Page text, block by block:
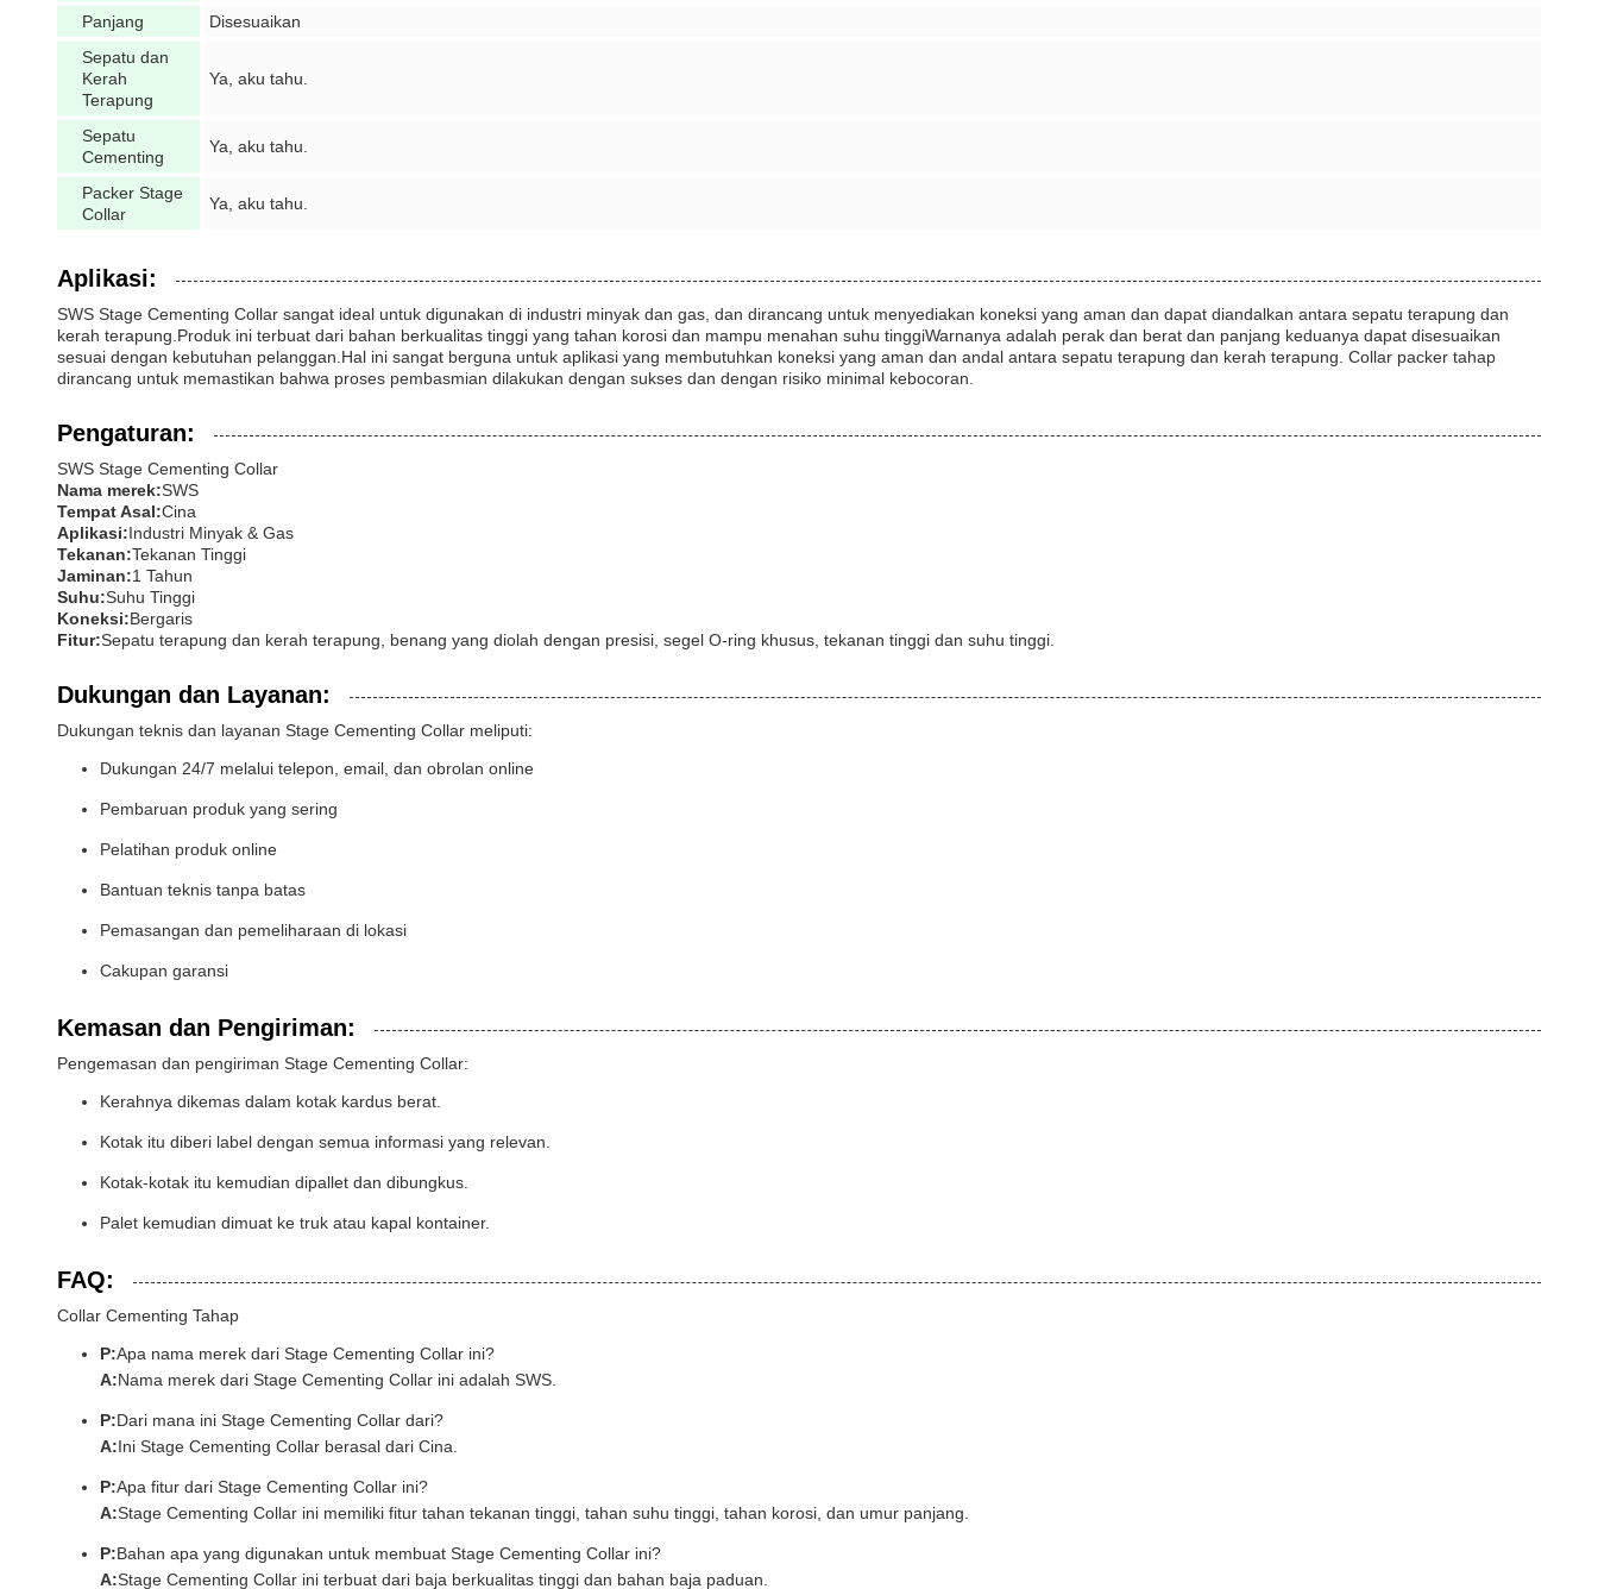
Panjang
Disesuaikan
Sepatu dan
Kerah
Terapung
Ya, aku tahu.
Sepatu
Cementing
Ya, aku tahu.
Packer Stage
Collar
Ya, aku tahu.
Aplikasi:
SWS Stage Cementing Collar sangat ideal untuk digunakan di industri minyak dan gas, dan dirancang untuk menyediakan koneksi yang aman dan dapat diandalkan antara sepatu terapung dan
kerah terapung.Produk ini terbuat dari bahan berkualitas tinggi yang tahan korosi dan mampu menahan suhu tinggiWarnanya adalah perak dan berat dan panjang keduanya dapat disesuaikan
sesuai dengan kebutuhan pelanggan.Hal ini sangat berguna untuk aplikasi yang membutuhkan koneksi yang aman dan andal antara sepatu terapung dan kerah terapung. Collar packer tahap
dirancang untuk memastikan bahwa proses pembasmian dilakukan dengan sukses dan dengan risiko minimal kebocoran.
Pengaturan:
SWS Stage Cementing Collar
Nama merek:SWS
Tempat Asal:Cina
Aplikasi:Industri Minyak & Gas
Tekanan:Tekanan Tinggi
Jaminan:1 Tahun
Suhu:Suhu Tinggi
Koneksi:Bergaris
Fitur:Sepatu terapung dan kerah terapung, benang yang diolah dengan presisi, segel O-ring khusus, tekanan tinggi dan suhu tinggi.
Dukungan dan Layanan:
Dukungan teknis dan layanan Stage Cementing Collar meliputi:
Dukungan 24/7 melalui telepon, email, dan obrolan online
Pembaruan produk yang sering
Pelatihan produk online
Bantuan teknis tanpa batas
Pemasangan dan pemeliharaan di lokasi
Cakupan garansi
Kemasan dan Pengiriman:
Pengemasan dan pengiriman Stage Cementing Collar:
Kerahnya dikemas dalam kotak kardus berat.
Kotak itu diberi label dengan semua informasi yang relevan.
Kotak-kotak itu kemudian dipallet dan dibungkus.
Palet kemudian dimuat ke truk atau kapal kontainer.
FAQ:
Collar Cementing Tahap
P:Apa nama merek dari Stage Cementing Collar ini?
A:Nama merek dari Stage Cementing Collar ini adalah SWS.
P:Dari mana ini Stage Cementing Collar dari?
A:Ini Stage Cementing Collar berasal dari Cina.
P:Apa fitur dari Stage Cementing Collar ini?
A:Stage Cementing Collar ini memiliki fitur tahan tekanan tinggi, tahan suhu tinggi, tahan korosi, dan umur panjang.
P:Bahan apa yang digunakan untuk membuat Stage Cementing Collar ini?
A:Stage Cementing Collar ini terbuat dari baja berkualitas tinggi dan bahan baja paduan.